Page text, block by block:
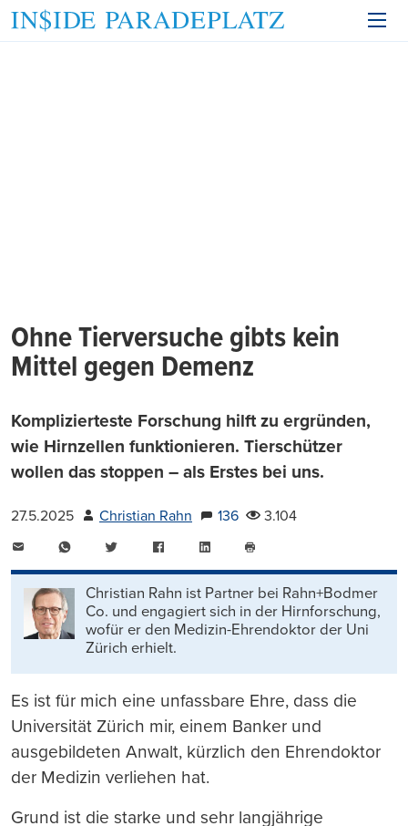
Ohne Tierversuche gibts kein
Mittel gegen Demenz
Komplizierteste Forschung hilft zu ergründen,
wie Hirnzellen funktionieren. Tierschützer
wollen das stoppen – als Erstes bei uns.
27.5.2025 Christian Rahn 136
3.104
WhatsAppTwitter FacebookLinkedIn
drucken
Christian Rahn ist Partner bei Rahn+Bodmer
Co. und engagiert sich in der Hirnforschung,
wofür er den Medizin-Ehrendoktor der Uni
Zürich erhielt.
Es ist für mich eine unfassbare Ehre, dass die
Universität Zürich mir, einem Banker und
ausgebildeten Anwalt, kürzlich den Ehrendoktor
der Medizin verliehen hat.
Grund ist die starke und sehr langjährige